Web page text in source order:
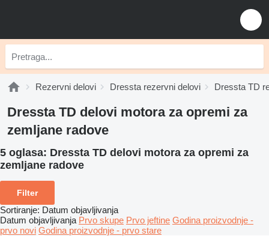
Rezervni delovi Dressta rezervni delovi Dressta TD
Dressta TD delovi motora za opremi za
zemljane radove
5 oglasa: Dressta TD delovi motora za opremi za
zemljane radove
Filter
Sortiranje: Datum objavljivanja
Datum objavljivanja Prvo skupe Prvo jeftine Godina proizvodnje -
prvo novi Godina proizvodnje - prvo stare